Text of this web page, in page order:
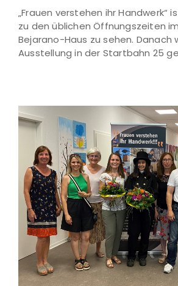
„Frauen verstehen ihr Handwerk“
zu den üblichen Öffnungszeiten
Bejarano-Haus zu sehen. Danach
Ausstellung in der Startbahn 25